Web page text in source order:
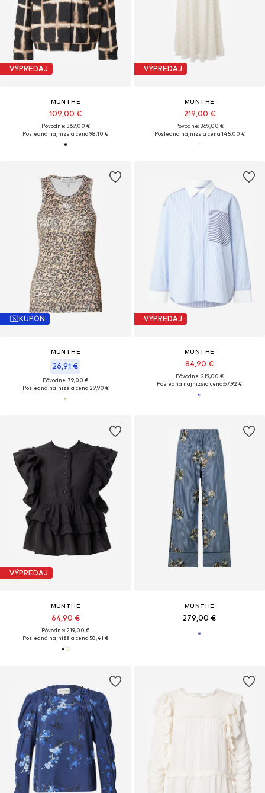
VÝPREDAJ
MUNTHE
109,00 €
Pôvodne: 369,00 €
Posledná najnižšia cena:98,10 €
VÝPREDAJ
MUNTHE
219,00 €
Pôvodne: 369,00 €
Posledná najnižšia cena:145,00 €
KUPÓN
MUNTHE
26,91 €
Pôvodne: 79,00 €
Posledná najnižšia cena:29,90 €
VÝPREDAJ
MUNTHE
84,90 €
Pôvodne: 219,00 €
Posledná najnižšia cena:67,92 €
VÝPREDAJ
MUNTHE
64,90 €
Pôvodne: 219,00 €
Posledná najnižšia cena:58,41 €
MUNTHE
279,00 €